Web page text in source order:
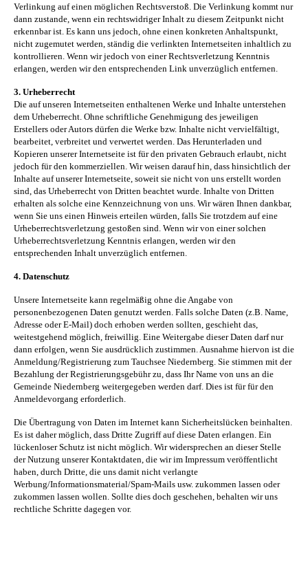
Verlinkung auf einen möglichen Rechtsverstoß. Die Verlinkung kommt nur
dann zustande, wenn ein rechtswidriger Inhalt zu diesem Zeitpunkt nicht
erkennbar ist. Es kann uns jedoch, ohne einen konkreten Anhaltspunkt,
nicht zugemutet werden, ständig die verlinkten Internetseiten inhaltlich zu
kontrollieren. Wenn wir jedoch von einer Rechtsverletzung Kenntnis
erlangen, werden wir den entsprechenden Link unverzüglich entfernen.
3. Urheberrecht
Die auf unseren Internetseiten enthaltenen Werke und Inhalte unterstehen
dem Urheberrecht. Ohne schriftliche Genehmigung des jeweiligen
Erstellers oder Autors dürfen die Werke bzw. Inhalte nicht vervielfältigt,
bearbeitet, verbreitet und verwertet werden. Das Herunterladen und
Kopieren unserer Internetseite ist für den privaten Gebrauch erlaubt, nicht
jedoch für den kommerziellen. Wir weisen darauf hin, dass hinsichtlich der
Inhalte auf unserer Internetseite, soweit sie nicht von uns erstellt worden
sind, das Urheberrecht von Dritten beachtet wurde. Inhalte von Dritten
erhalten als solche eine Kennzeichnung von uns. Wir wären Ihnen dankbar,
wenn Sie uns einen Hinweis erteilen würden, falls Sie trotzdem auf eine
Urheberrechtsverletzung gestoßen sind. Wenn wir von einer solchen
Urheberrechtsverletzung Kenntnis erlangen, werden wir den
entsprechenden Inhalt unverzüglich entfernen.
4. Datenschutz
Unsere Internetseite kann regelmäßig ohne die Angabe von
personenbezogenen Daten genutzt werden. Falls solche Daten (z.B. Name,
Adresse oder E-Mail) doch erhoben werden sollten, geschieht das,
weitestgehend möglich, freiwillig. Eine Weitergabe dieser Daten darf nur
dann erfolgen, wenn Sie ausdrücklich zustimmen. Ausnahme hiervon ist die
Anmeldung/Registrierung zum Tauchsee Niedernberg. Sie stimmen mit der
Bezahlung der Registrierungsgebühr zu, dass Ihr Name von uns an die
Gemeinde Niedernberg weitergegeben werden darf. Dies ist für für den
Anmeldevorgang erforderlich.
Die Übertragung von Daten im Internet kann Sicherheitslücken beinhalten.
Es ist daher möglich, dass Dritte Zugriff auf diese Daten erlangen. Ein
lückenloser Schutz ist nicht möglich. Wirwidersprechen an dieser Stelle
der Nutzung unserer Kontaktdaten, die wir im Impressum veröffentlicht
haben, durch Dritte, die uns damit nicht verlangte
Werbung/Informationsmaterial/Spam-Mails usw. zukommen lassen oder
zukommen lassen wollen. Sollte dies doch geschehen, behalten wir uns
rechtliche Schritte dagegen vor.